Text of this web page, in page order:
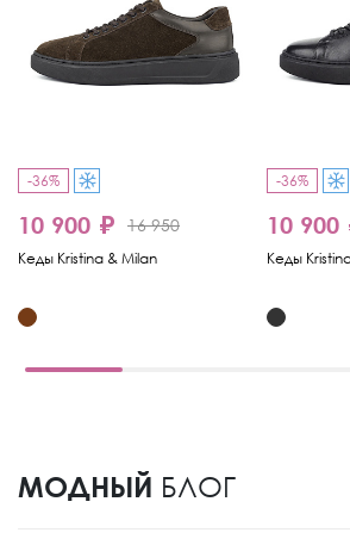
-36%
10 900 ₽ 16 950
Кеды Kristina & Milan
-36%
10 900
Кеды
МОДНЫЙ БЛОГ